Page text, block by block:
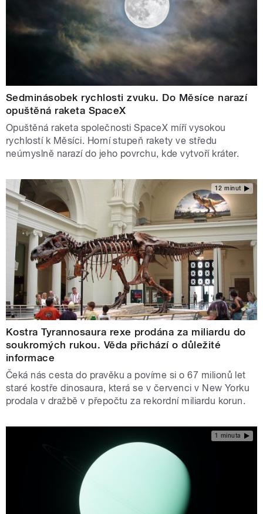
Sedminásobek rychlosti zvuku. Do Měsíce narazí
opuštěná raketa SpaceX
Opuštěná raketa společnosti SpaceX míří vysokou
rychlostí k Měsíci. Horní stupeň rakety ve středu
neúmyslně narazí do jeho povrchu, kde vytvoří kráter.
12 minut
Kostra Tyrannosaura rexe prodána za miliardu do
soukromých rukou. Věda přichází o důležité
informace
Čeká nás cesta do pravěku a povíme si o 67 milionů let
staré kostře dinosaura, která se v červenci v New Yorku
prodala v dražbě v přepočtu za rekordní miliardu korun.
1 minuta